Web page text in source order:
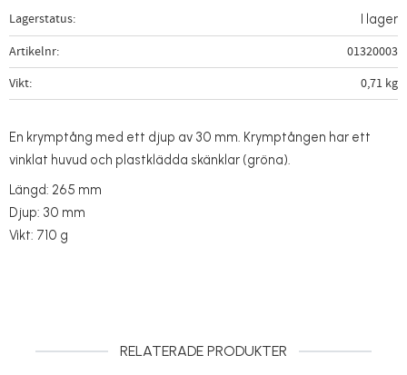
Lagerstatus I lager
Artikelnr
01320003
Vikt
0,71 kg
En krymptång med ett djup av 30 mm. Krymptången har ett
vinklat huvud och plastklädda skänklar (gröna).
Längd: 265 mm
Djup: 30 mm
Vikt: 710 g
RELATERADE PRODUKTER